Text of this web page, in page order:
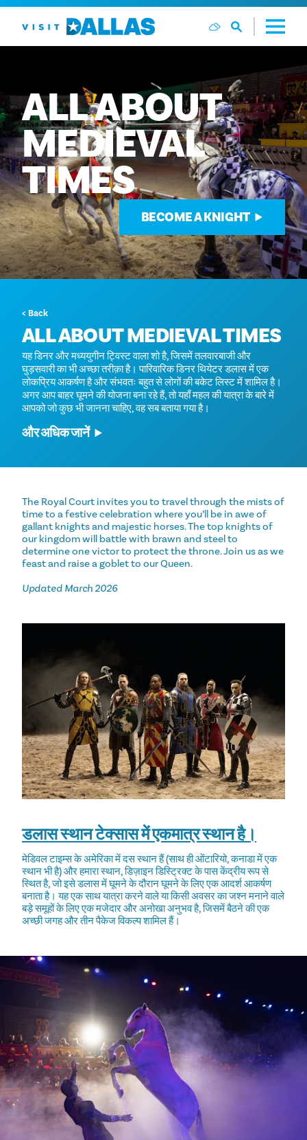
सामग्री पर जाएं
ALLABOUT
MEDIEVAL
TIMES
BECOME A KNIGHT
< Back
ALL ABOUT MEDIEVAL TIMES
यह डिनर और मध्ययुगीन ट्विस्ट वाला शो है, जिसमें तलवारबाजी और
घुड़सवारी का भी अच्छा तरीक़ा है। पारिवारिक डिनर थियेटर डलास में एक
लोकप्रिय आकर्षण है और संभवतः बहुत से लोगों की बकेट लिस्ट में शामिल है।
अगर आप बाहर घूमने की योजना बना रहे हैं, तो यहाँ महल की यात्रा के बारे में
आपको जो कुछ भी जानना चाहिए, वह सब बताया गया है।
और अधिक जानें
The Royal Court invites you to travel through the mists of
time to a festive celebration where you’ll be in awe of
gallant knights and majestic horses. The top knights of
our kingdom will battle with brawn and steel to
determine one victor to protect the throne. Join us as we
feast and raise a goblet to our Queen.
Updated March 2026
डलास स्थान टेक्सास में एकमात्र स्थान है।
मेडिवल टाइम्स के अमेरिका में दस स्थान हैं (साथ ही ओंटारियो, कनाडा में एक
स्थान भी है) और हमारा स्थान, डिज़ाइन डिस्ट्रिक्ट के पास केंद्रीय रूप से
स्थित है, जो इसे डलास में घूमने के दौरान घूमने के लिए एक आदर्श आकर्षण
बनाता है। यह एक साथ यात्रा करने वाले या किसी अवसर का जश्न मनाने वाले
बड़े समूहों के लिए एक मजेदार और अनोखा अनुभव है, जिसमें बैठने की एक
अच्छी जगह और तीन पैकेज विकल्प शामिल हैं।